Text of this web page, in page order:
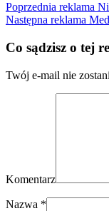
Poprzednia reklama
Następna reklama
Co sądzisz o tej
Twój e-mail nie
Komentarz
Nazwa *